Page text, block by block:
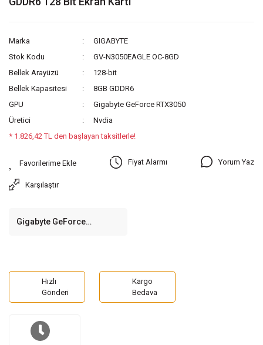
Marka
GIGABYTE
Stok Kodu
GV-N3050EAGLE OC-8GD
Bellek Arayüzü
128-bit
Bellek Kapasitesi
8GB GDDR6
GPU
Gigabyte GeForce RTX3050
Üretici
Nvdia
* 1.826,42 TL den başlayan taksitlerle!
Fiyat Alarmı Yorum Yaz
Karşılaştır
Gigabyte GeForce
RGB Gaming Ekran Kartı
Hızlı
Gönderi
Kargo
Bedava